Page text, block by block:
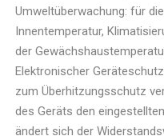
Umweltüberwachung: für
Innentemperatur,
der
Elektronischer
zum Überhitzungsschutz
des Geräts den
ändert sich der